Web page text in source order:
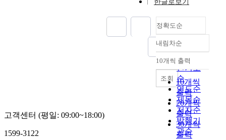
한글로보기
정확도순
정확도
순
인기도
순
연도순
제목순
저자순
발행기
관순
내림차순
내림차순
10개씩 출력
10개씩
출력
20개씩
출력
30개씩
출력
조회
고객센터 (평일: 09:00~18:00)
1599-3122